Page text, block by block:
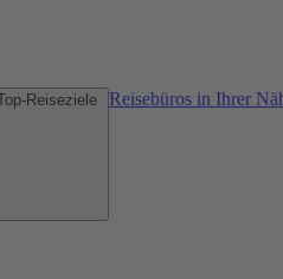
Reisebüros in Ihrer